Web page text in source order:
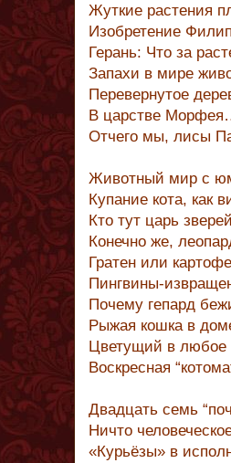
Жуткие растения
Изобретение
Герань: Что за
Запахи в мире
Перевернутое
В царстве
Отчего мы, лисы
Животный мир с
Купание кота, как
Кто тут царь
Конечно же,
Гратен или
Пингвины-
Почему гепард
Рыжая кошка в
Цветущий в любое
Воскресная
Двадцать семь
Ничто
«Курьёзы» в